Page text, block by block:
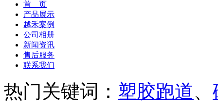
首 页
产品展示
越禾案例
公司相册
新闻资讯
售后服务
联系我们
热门关键词： 塑胶跑道、